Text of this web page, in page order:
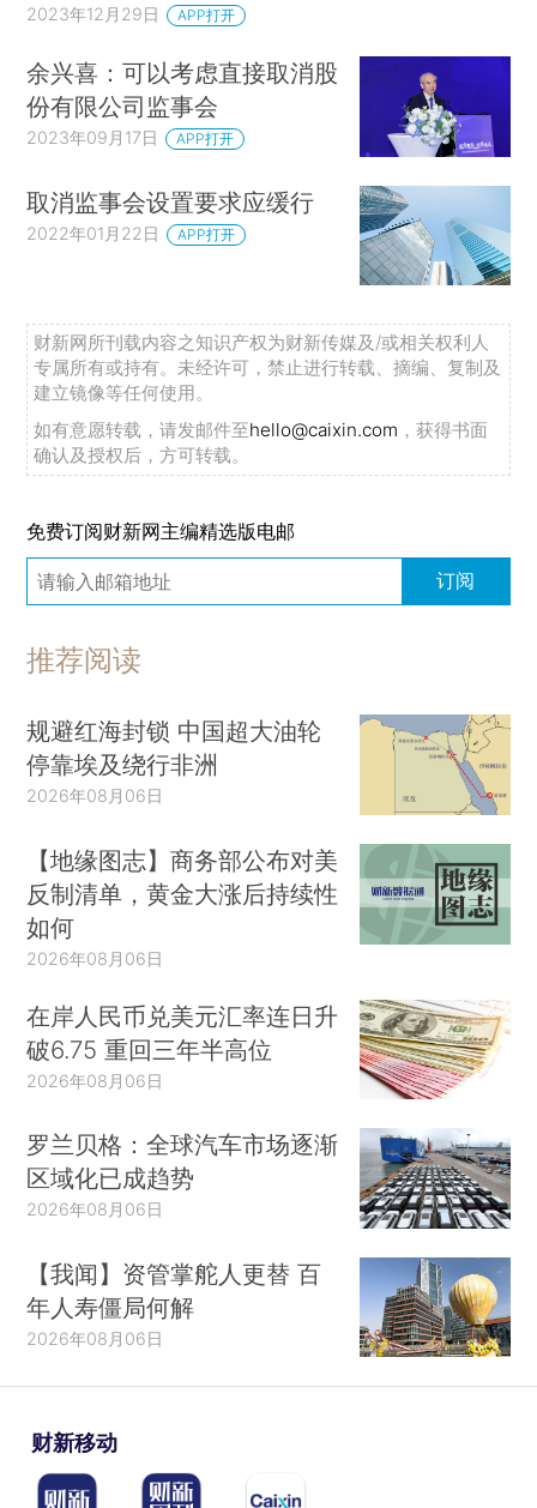
2023年12月29日 APP打开
余兴喜：可以考虑直接取消股
份有限公司监事会
2023年09月17日 APP打开
取消监事会设置要求应缓行
2022年01月22日 APP打开
财新网所刊载内容之知识产权为财新传媒及/或相关权利人
专属所有或持有。未经许可，禁止进行转载、摘编、复制及
建立镜像等任何使用。
如有意愿转载，请发邮件至hello@caixin.com ，获得书面
确认及授权后，方可转载。
免费订阅财新网主编精选版电邮
订阅
推荐阅读
规避红海封锁 中国超大油轮
停靠埃及绕行非洲
2026年08月06日
【地缘图志】商务部公布对美
反制清单，黄金大涨后持续性
如何
2026年08月06日
在岸人民币兑美元汇率连日升
破6.75 重回三年半高位
2026年08月06日
罗兰贝格：全球汽车市场逐渐
区域化已成趋势
2026年08月06日
【我闻】资管掌舵人更替 百
年人寿僵局何解
2026年08月06日
财新移动